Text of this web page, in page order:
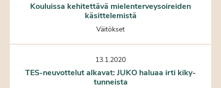
Kouluissa kehitettävä mielenterveysoireiden
käsittelemistä
Väitökset
13.1.2020
TES-neuvottelut alkavat: JUKO haluaa irti kiky-
tunneista